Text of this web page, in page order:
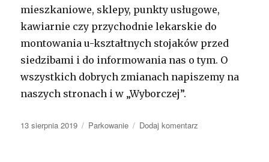
mieszkaniowe, sklepy, punkty usługowe,
kawiarnie czy przychodnie lekarskie do
montowania u-kształtnych stojaków przed
siedzibami i do informowania nas o tym. O
wszystkich dobrych zmianach napiszemy na
naszych stronach i w „Wyborczej”.
Opublikowano
13 sierpnia 2019 Kategorie
Parkowanie Dodaj komentarz